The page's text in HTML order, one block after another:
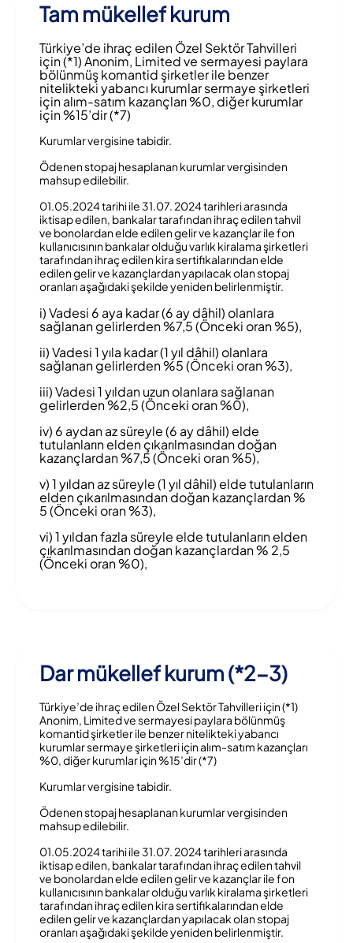
Tam mükellef kurum
Türkiye’de ihraç edilen Özel Sektör Tahvilleri
için (*1) Anonim, Limited ve sermayesi paylara
bölünmüş komantid şirketler ile benzer
nitelikteki yabancı kurumlar sermaye şirketleri
için alım-satım kazançları %0, diğer kurumlar
için %15’dir (*7)
Kurumlar vergisine tabidir.
Ödenen stopaj hesaplanan kurumlar vergisinden
mahsup edilebilir.
01.05.2024 tarihi ile 31.07. 2024 tarihleri arasında
iktisap edilen, bankalar tarafından ihraç edilen tahvil
ve bonolardan elde edilen gelir ve kazançlar ile fon
kullanıcısının bankalar olduğu varlık kiralama şirketleri
tarafından ihraç edilen kira sertifikalarından elde
edilen gelir ve kazançlardan yapılacak olan stopaj
oranları aşağıdaki şekilde yeniden belirlenmiştir.
i) Vadesi 6 aya kadar (6 ay dâhil) olanlara
sağlanan gelirlerden %7,5 (Önceki oran %5),
ii) Vadesi 1 yıla kadar (1 yıl dâhil) olanlara
sağlanan gelirlerden %5 (Önceki oran %3),
iii) Vadesi 1 yıldan uzun olanlara sağlanan
gelirlerden %2,5 (Önceki oran %0),
iv) 6 aydan az süreyle (6 ay dâhil) elde
tutulanların elden çıkarılmasından doğan
kazançlardan %7,5 (Önceki oran %5),
v) 1 yıldan az süreyle (1 yıl dâhil) elde tutulanların
elden çıkarılmasından doğan kazançlardan %
5 (Önceki oran %3),
vi) 1 yıldan fazla süreyle elde tutulanların elden
çıkarılmasından doğan kazançlardan % 2,5
(Önceki oran %0),
Dar mükellef kurum (*2-3)
Türkiye’de ihraç edilen Özel Sektör Tahvilleri için (*1)
Anonim, Limited ve sermayesi paylara bölünmüş
komantid şirketler ile benzer nitelikteki yabancı
kurumlar sermaye şirketleri için alım-satım kazançları
%0, diğer kurumlar için %15’dir (*7)
Kurumlar vergisine tabidir.
Ödenen stopaj hesaplanan kurumlar vergisinden
mahsup edilebilir.
01.05.2024 tarihi ile 31.07. 2024 tarihleri arasında
iktisap edilen, bankalar tarafından ihraç edilen tahvil
ve bonolardan elde edilen gelir ve kazançlar ile fon
kullanıcısının bankalar olduğu varlık kiralama şirketleri
tarafından ihraç edilen kira sertifikalarından elde
edilen gelir ve kazançlardan yapılacak olan stopaj
oranları aşağıdaki şekilde yeniden belirlenmiştir.